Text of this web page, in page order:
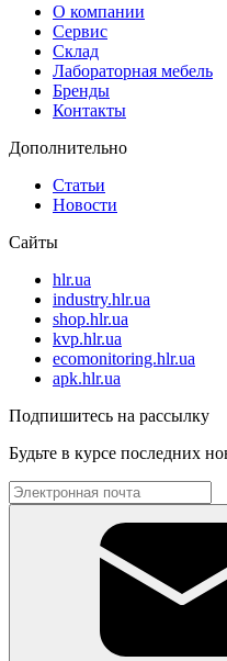
О компании
Сервис
Склад
Лабораторная мебель
Бренды
Контакты
Дополнительно
Статьи
Новости
Сайты
hlr.ua
industry.hlr.ua
shop.hlr.ua
kvp.hlr.ua
ecomonitoring.hlr.ua
apk.hlr.ua
Подпишитесь на рассылку
Будьте в курсе последних